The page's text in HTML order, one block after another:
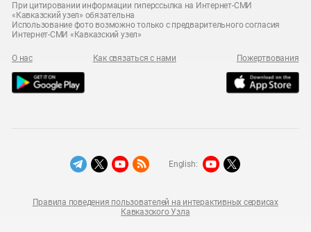
При цитировании информации гиперссылка на Интернет-СМИ
«Кавказский узел» обязательна
Использование фото возможно только с предварительного согласия
Интернет-СМИ «Кавказский узел»
О нас Как связаться с нами Пожертвования
Правила поведения пользователей на интерактивных сервисах
Кавказского Узла
English: